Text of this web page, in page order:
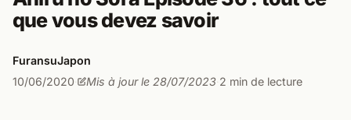
que vous devez savoir
FuransuJapon
10/06/2020· Mis à jour le 28/07/2023· 2 min de lecture